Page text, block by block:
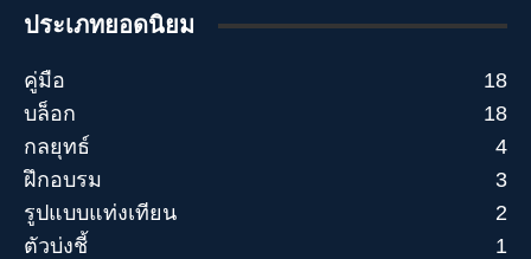
ประเภทยอดนิยม
คู่มือ
18
บล็อก
18
กลยุทธ์
4
ฝึกอบรม
3
รูปแบบแท่งเทียน
2
ตัวบ่งชี้
1